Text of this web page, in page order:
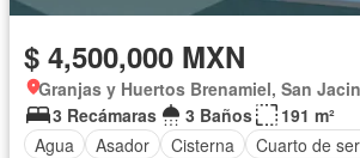
$ 4,500,000 MXN
Granjas y Huertos Brenamiel, San
3 Recámaras
3 Baños
191 m²
Agua
Asador Cisterna
Cuarto de